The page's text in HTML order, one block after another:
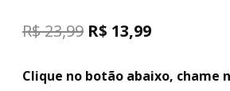
R$23,99 R$ 13,99
Clique no botão abaixo, chame